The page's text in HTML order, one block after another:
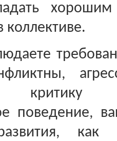
коллективе.
критику
поведение,